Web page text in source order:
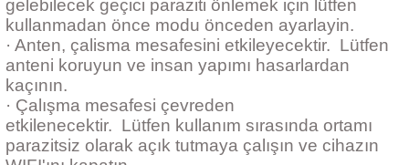
gelebilecek geçici paraziti önlemek için lütfen
kullanmadan önce modu önceden ayarlayin.
· Anten, çalisma mesafesini etkileyecektir. Lütfen
anteni koruyun ve insan yapımı hasarlardan
kaçının.
· Çalışma mesafesi çevreden
etkilenecektir. Lütfen kullanım sırasında ortamı
parazitsiz olarak açık tutmaya çalışın ve cihazın